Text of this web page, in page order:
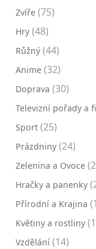
Zvíře (75)
Hry (48)
Růžný (44)
Anime (32)
Doprava (30)
Televizní pořady a
Sport (25)
Prázdniny (24)
Zelenina a Ovoce
Hračky a panenky
Přírodní a Krajina
Květiny a rostliny
Vzdělání (14)